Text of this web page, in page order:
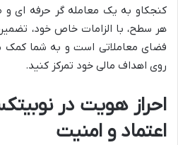
کنجکاو به یک معامله گر حرفه ای
هر سطح، با الزامات خاص خود،
فضای معاملاتی است و به شما کمک
روی اهداف مالی خود تمرکز کنید.
احراز هویت در
اعتماد و امنیت